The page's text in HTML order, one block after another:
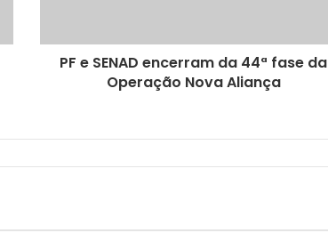
PF e SENAD encerram da 44ª fase da
Operação Nova Aliança